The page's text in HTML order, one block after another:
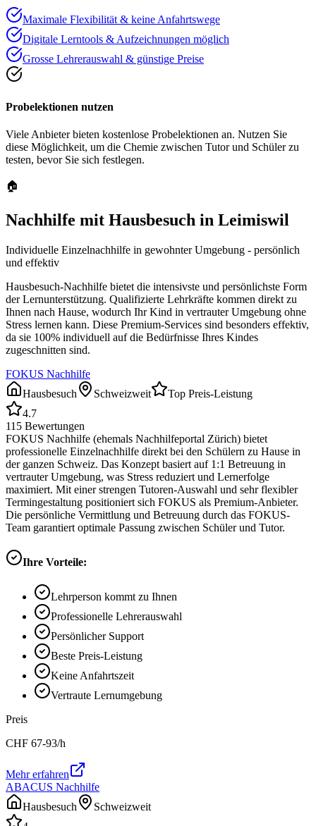
Maximale Flexibilität & keine Anfahrtswege
Digitale Lerntools & Aufzeichnungen möglich
Grosse Lehrerauswahl & günstige Preise
Probelektionen nutzen
Viele Anbieter bieten kostenlose Probelektionen an. Nutzen Sie
diese Möglichkeit, um die Chemie zwischen Tutor und Schüler zu
testen, bevor Sie sich festlegen.
🏠
Nachhilfe mit Hausbesuch in Leimiswil
Individuelle Einzelnachhilfe in gewohnter Umgebung - persönlich
und effektiv
Hausbesuch-Nachhilfe bietet die intensivste und persönlichste Form
der Lernunterstützung. Qualifizierte Lehrkräfte kommen direkt zu
Ihnen nach Hause, wodurch Ihr Kind in vertrauter Umgebung ohne
Stress lernen kann. Diese Premium-Services sind besonders effektiv,
da sie 100% individuell auf die Bedürfnisse Ihres Kindes
zugeschnitten sind.
FOKUS Nachhilfe
Hausbesuch
Schweizweit
Top Preis-Leistung
4.7
115 Bewertungen
FOKUS Nachhilfe (ehemals Nachhilfeportal Zürich) bietet
professionelle Einzelnachhilfe direkt bei den Schülern zu Hause in
der ganzen Schweiz. Das Konzept basiert auf 1:1 Betreuung in
vertrauter Umgebung, was Stress reduziert und Lernerfolge
maximiert. Mit einer strengen Tutoren-Auswahl und sehr flexibler
Termingestaltung positioniert sich FOKUS als Premium-Anbieter.
Die persönliche Vermittlung und Betreuung durch das FOKUS-
Team garantiert optimale Passung zwischen Schüler und Tutor.
Ihre Vorteile:
Lehrperson kommt zu Ihnen
Professionelle Lehrerauswahl
Persönlicher Support
Beste Preis-Leistung
Keine Anfahrtszeit
Vertraute Lernumgebung
Preis
CHF 67-93/h
Mehr erfahren
ABACUS Nachhilfe
Hausbesuch
Schweizweit